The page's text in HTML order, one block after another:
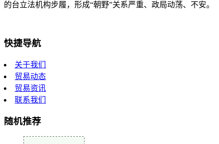
的台立法机构步履，形成“朝野”关系严重、政局动荡、不安。
快捷导航
关于我们
贸易动态
贸易资讯
联系我们
随机推荐